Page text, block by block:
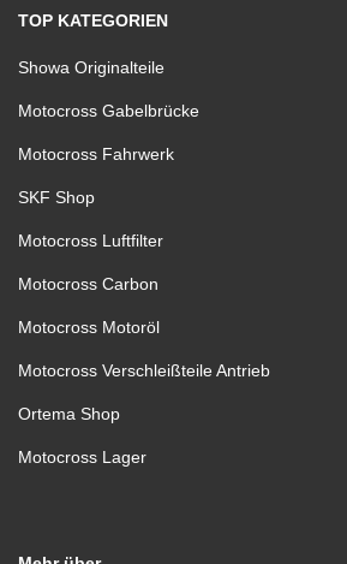
TOP KATEGORIEN
Showa Originalteile
Motocross Gabelbrücke
Motocross Fahrwerk
SKF Shop
Motocross Luftfilter
Motocross Carbon
Motocross Motoröl
Motocross Verschleißteile Antrieb
Ortema Shop
Motocross Lager